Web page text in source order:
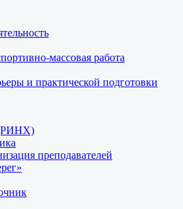
массовая работа
и практической подготовки
преподавателей